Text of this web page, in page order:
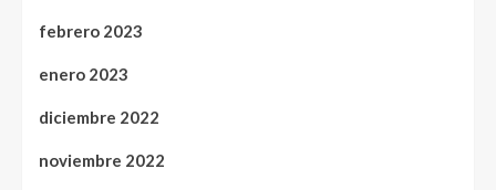
febrero 2023
enero 2023
diciembre 2022
noviembre 2022